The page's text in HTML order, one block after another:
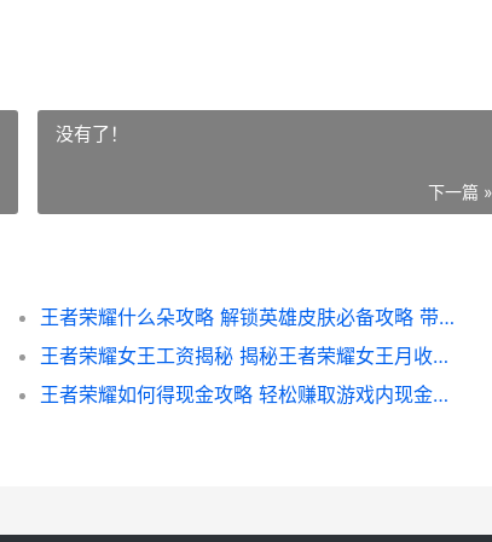
没有了！
下一篇 »
王者荣耀什么朵攻略 解锁英雄皮肤必备攻略 带你领略朵朵风采
王者荣耀女王工资揭秘 揭秘王者荣耀女王月收入多少及薪资构成
王者荣耀如何得现金攻略 轻松赚取游戏内现金奖励全解析